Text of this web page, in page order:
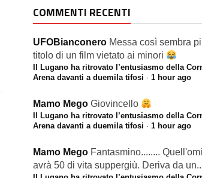
COMMENTI RECENTI
UFOBianconero Messa così sembra
titolo di un film vietato ai minori
Il Lugano ha ritrovato l’entusiasmo della
Arena davanti a duemila tifosi · 1 hour ago
Mamo Mego Giovincello
Il Lugano ha ritrovato l’entusiasmo della
Arena davanti a duemila tifosi · 1 hour ago
Mamo Mego Fantasmino........
avrà 50 di vita suppergiù. Deriva da